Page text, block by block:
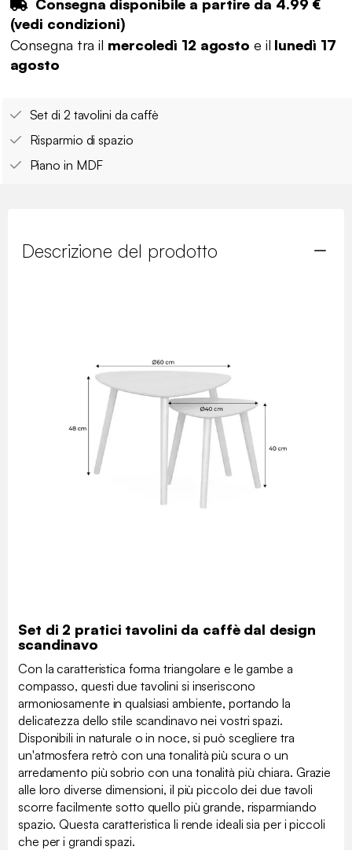
Consegna disponibile a partire da 4.99 €
(vedi condizioni)
Consegna tra il mercoledì 12 agosto e il lunedì 17
agosto
Set di 2 tavolini da caffè
Risparmio di spazio
Piano in MDF
Descrizione del prodotto
Set di 2 pratici tavolini da caffè dal design
scandinavo
Con la caratteristica forma triangolare e le gambe a
compasso, questi due tavolini si inseriscono
armoniosamente in qualsiasi ambiente, portando la
delicatezza dello stile scandinavo nei vostri spazi.
Disponibili in naturale o in noce, si può scegliere tra
un'atmosfera retrò con una tonalità più scura o un
arredamento più sobrio con una tonalità più chiara. Grazie
alle loro diverse dimensioni, il più piccolo dei due tavoli
scorre facilmente sotto quello più grande, risparmiando
spazio. Questa caratteristica li rende ideali sia per i piccoli
che per i grandi spazi.